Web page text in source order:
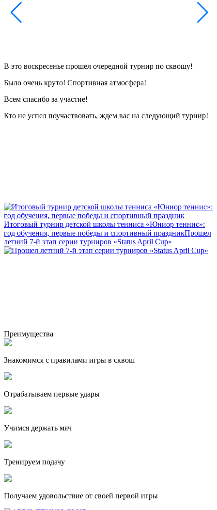
В это воскресенье прошел очередной турнир по сквошу!
Было очень круто! Спортивная атмосфера!
Всем спасибо за участие!
Кто не успел поучаствовать, ждем вас на следующий турнир!
Итоговый турнир детской школы тенниса «Юниор теннис»:
год обучения, первые победы и спортивный праздникПрошел
летний 7-й этап серии турниров «Status April Cup»
Преимущества
Знакомимся с правилами игры в сквош
Отрабатываем первые удары
Учимся держать мяч
Тренируем подачу
Получаем удовольствие от своей первой игры